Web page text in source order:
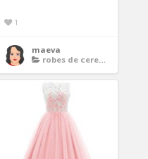
1
maeva
robes de ceremonie enfants